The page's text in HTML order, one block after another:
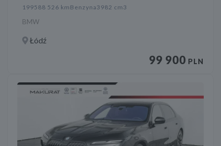
1995 88 526 km Benzyna3982 cm3
BMW
Łódź
99 900 PLN